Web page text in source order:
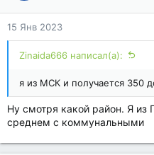
15 Янв 2023
Zinaida666 написал(а):
я из МСК и получается 350
Ну смотря какой район. Я из
среднем с коммунальными